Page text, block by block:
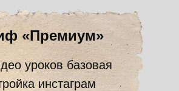
«Премиум»
уроков базовая
инстаграм